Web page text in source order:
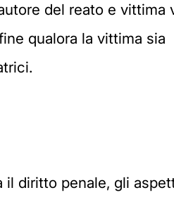
del reato e vittima
qualora la vittima sia
diritto penale, gli